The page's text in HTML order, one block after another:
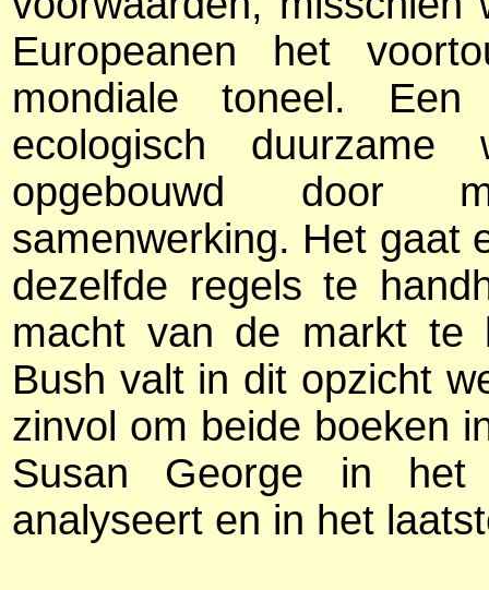
Europeanen het
mondiale toneel.
ecologisch
opgebouwd door
samenwerking. Het gaat
dezelfde regels te
macht van de markt te
Bush valt in dit opzicht
zinvol om beide boeken
Susan George in het
analyseert en in het